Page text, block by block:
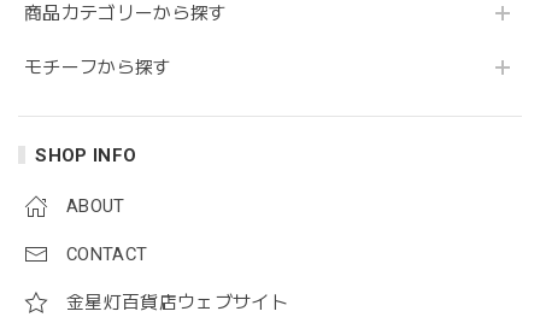
商品カテゴリーから探す
モチーフから探す
SHOP INFO
ABOUT
CONTACT
金星灯百貨店ウェブサイト